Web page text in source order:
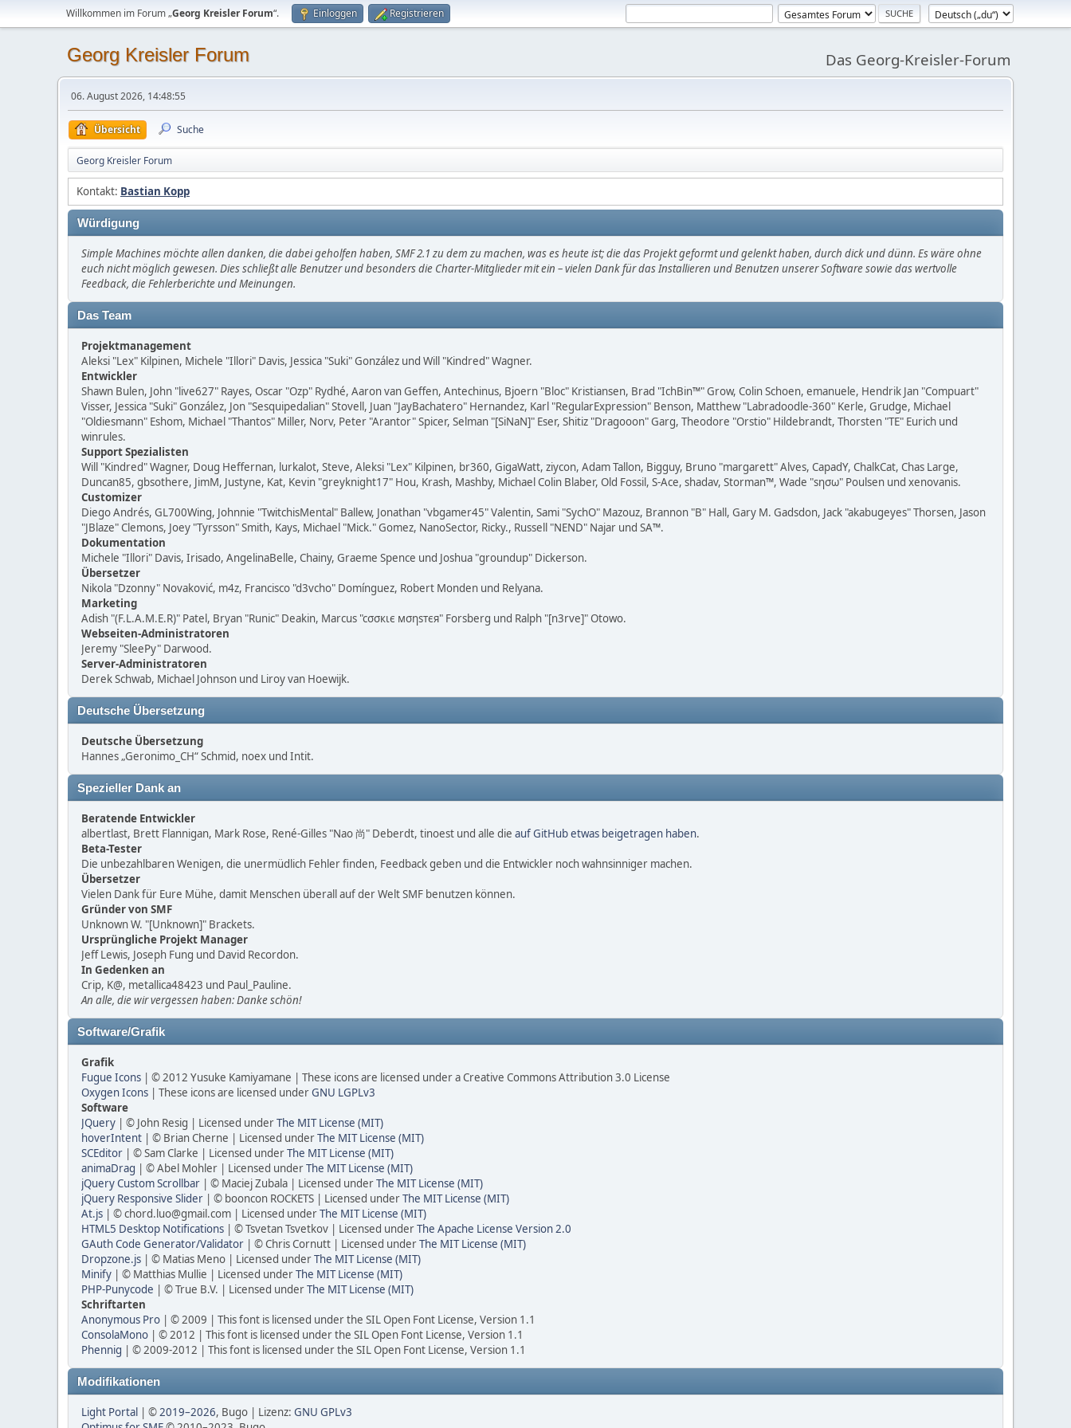
Willkommen im Forum „Georg Kreisler Forum“. Einloggen Registrieren
Georg Kreisler Forum Das Georg-Kreisler-Forum
06. August 2026, 14:48:55
Übersicht Suche
Georg Kreisler Forum
Kontakt: Bastian Kopp
Würdigung
Simple Machines möchte allen danken, die dabei geholfen haben, SMF 2.1 zu dem zu machen, was es heute ist; die das Projekt geformt und gelenkt haben, durch dick und dünn. Es wäre ohne
euch nicht möglich gewesen. Dies schließt alle Benutzer und besonders die Charter-Mitglieder mit ein – vielen Dank für das Installieren und Benutzen unserer Software sowie das wertvolle
Feedback, die Fehlerberichte und Meinungen.
Das Team
Projektmanagement
Aleksi "Lex" Kilpinen, Michele "Illori" Davis, Jessica "Suki" González und Will "Kindred" Wagner.
Entwickler
Shawn Bulen, John "live627" Rayes, Oscar "Ozp" Rydhé, Aaron van Geffen, Antechinus, Bjoern "Bloc" Kristiansen, Brad "IchBin™" Grow, Colin Schoen, emanuele, Hendrik Jan "Compuart"
Visser, Jessica "Suki" González, Jon "Sesquipedalian" Stovell, Juan "JayBachatero" Hernandez, Karl "RegularExpression" Benson, Matthew "Labradoodle-360" Kerle, Grudge, Michael
"Oldiesmann" Eshom, Michael "Thantos" Miller, Norv, Peter "Arantor" Spicer, Selman "[SiNaN]" Eser, Shitiz "Dragooon" Garg, Theodore "Orstio" Hildebrandt, Thorsten "TE" Eurich und
winrules.
Support Spezialisten
Will "Kindred" Wagner, Doug Heffernan, lurkalot, Steve, Aleksi "Lex" Kilpinen, br360, GigaWatt, ziycon, Adam Tallon, Bigguy, Bruno "margarett" Alves, CapadY, ChalkCat, Chas Large,
Duncan85, gbsothere, JimM, Justyne, Kat, Kevin "greyknight17" Hou, Krash, Mashby, Michael Colin Blaber, Old Fossil, S-Ace, shadav, Storman™, Wade "sησω" Poulsen und xenovanis.
Customizer
Diego Andrés, GL700Wing, Johnnie "TwitchisMental" Ballew, Jonathan "vbgamer45" Valentin, Sami "SychO" Mazouz, Brannon "B" Hall, Gary M. Gadsdon, Jack "akabugeyes" Thorsen, Jason
"JBlaze" Clemons, Joey "Tyrsson" Smith, Kays, Michael "Mick." Gomez, NanoSector, Ricky., Russell "NEND" Najar und SA™.
Dokumentation
Michele "Illori" Davis, Irisado, AngelinaBelle, Chainy, Graeme Spence und Joshua "groundup" Dickerson.
Übersetzer
Nikola "Dzonny" Novaković, m4z, Francisco "d3vcho" Domínguez, Robert Monden und Relyana.
Marketing
Adish "(F.L.A.M.E.R)" Patel, Bryan "Runic" Deakin, Marcus "cσσкιє мσηѕтєя" Forsberg und Ralph "[n3rve]" Otowo.
Webseiten-Administratoren
Jeremy "SleePy" Darwood.
Server-Administratoren
Derek Schwab, Michael Johnson und Liroy van Hoewijk.
Deutsche Übersetzung
Deutsche Übersetzung
Hannes „Geronimo_CH“ Schmid, noex und Intit.
Spezieller Dank an
Beratende Entwickler
albertlast, Brett Flannigan, Mark Rose, René-Gilles "Nao 尚" Deberdt, tinoest und alle die auf GitHub etwas beigetragen haben.
Beta-Tester
Die unbezahlbaren Wenigen, die unermüdlich Fehler finden, Feedback geben und die Entwickler noch wahnsinniger machen.
Übersetzer
Vielen Dank für Eure Mühe, damit Menschen überall auf der Welt SMF benutzen können.
Gründer von SMF
Unknown W. "[Unknown]" Brackets.
Ursprüngliche Projekt Manager
Jeff Lewis, Joseph Fung und David Recordon.
In Gedenken an
Crip, K@, metallica48423 und Paul_Pauline.
An alle, die wir vergessen haben: Danke schön!
Software/Grafik
Grafik
Fugue Icons | © 2012 Yusuke Kamiyamane | These icons are licensed under a Creative Commons Attribution 3.0 License
Oxygen Icons | These icons are licensed underGNU LGPLv3
Software
JQuery | © John Resig | Licensed underThe MIT License (MIT)
hoverIntent | © Brian Cherne | Licensed underThe MIT License (MIT)
SCEditor | © Sam Clarke | Licensed underThe MIT License (MIT)
animaDrag | © Abel Mohler | Licensed underThe MIT License (MIT)
jQuery Custom Scrollbar | © Maciej Zubala | Licensed underThe MIT License (MIT)
jQuery Responsive Slider | © booncon ROCKETS | Licensed underThe MIT License (MIT)
At.js | © chord.luo@gmail.com | Licensed underThe MIT License (MIT)
HTML5 Desktop Notifications | © Tsvetan Tsvetkov | Licensed underThe Apache License Version 2.0
GAuth Code Generator/Validator | © Chris Cornutt | Licensed underThe MIT License (MIT)
Dropzone.js | © Matias Meno | Licensed underThe MIT License (MIT)
Minify | © Matthias Mullie | Licensed underThe MIT License (MIT)
PHP-Punycode | © True B.V. | Licensed underThe MIT License (MIT)
Schriftarten
Anonymous Pro | © 2009 | This font is licensed under the SIL Open Font License, Version 1.1
ConsolaMono | © 2012 | This font is licensed under the SIL Open Font License, Version 1.1
Phennig | © 2009-2012 | This font is licensed under the SIL Open Font License, Version 1.1
Modifikationen
Light Portal | ©2019–2026, Bugo | Lizenz: GNU GPLv3